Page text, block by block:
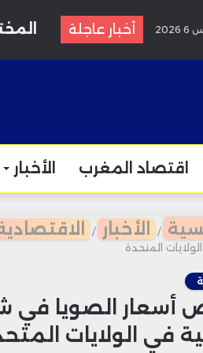
أخبار عاجلة
اقتصاد المغرب الأخبار
/ الأخبار /
الولايات المتحدة
أسعار الصويا في
في الولايات